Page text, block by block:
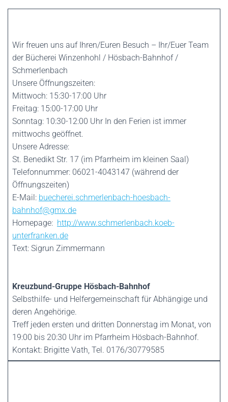
Wir freuen uns auf Ihren/Euren Besuch – Ihr/Euer Team
der Bücherei Winzenhohl / Hösbach-Bahnhof /
Schmerlenbach
Unsere Öffnungszeiten:
Mittwoch: 15:30-17:00 Uhr
Freitag: 15:00-17:00 Uhr
Sonntag: 10:30-12:00 Uhr In den Ferien ist immer
mittwochs geöffnet.
Unsere Adresse:
St. Benedikt Str. 17 (im Pfarrheim im kleinen Saal)
Telefonnummer: 06021-4043147 (während der
Öffnungszeiten)
E-Mail: buecherei.schmerlenbach-hoesbach-
bahnhof@gmx.de
Homepage: http://www.schmerlenbach.koeb-
unterfranken.de
Text: Sigrun Zimmermann
Kreuzbund-Gruppe Hösbach-Bahnhof
Selbsthilfe- und Helfergemeinschaft für Abhängige und
deren Angehörige.
Treff jeden ersten und dritten Donnerstag im Monat, von
19:00 bis 20:30 Uhr im Pfarrheim Hösbach-Bahnhof.
Kontakt: Brigitte Vath, Tel. 0176/30779585